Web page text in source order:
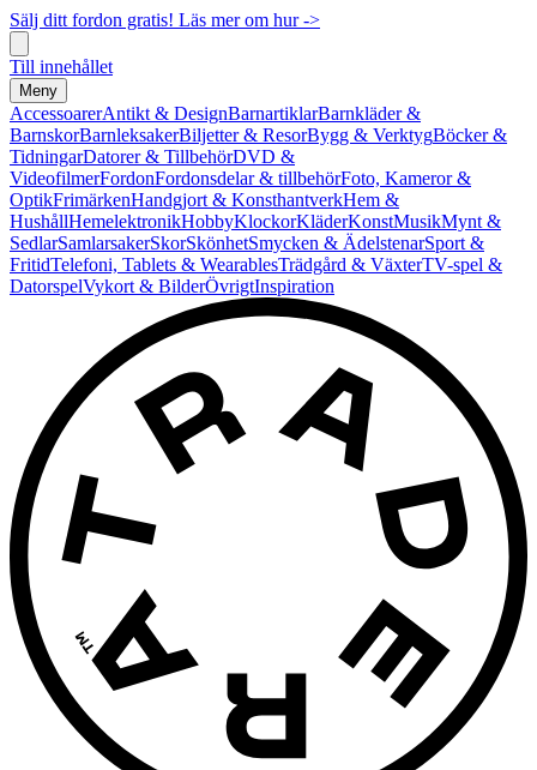
Sälj ditt fordon gratis! Läs mer om hur ->
Till innehållet
Meny
AccessoarerAntikt & DesignBarnartiklarBarnkläder &
BarnskorBarnleksakerBiljetter & ResorBygg & VerktygBöcker &
TidningarDatorer & TillbehörDVD &
VideofilmerFordonFordonsdelar & tillbehörFoto, Kameror &
OptikFrimärkenHandgjort & KonsthantverkHem &
HushållHemelektronikHobbyKlockorKläderKonstMusikMynt &
SedlarSamlarsakerSkorSkönhetSmycken & ÄdelstenarSport &
FritidTelefoni, Tablets & WearablesTrädgård & VäxterTV-spel &
DatorspelVykort & BilderÖvrigtInspiration